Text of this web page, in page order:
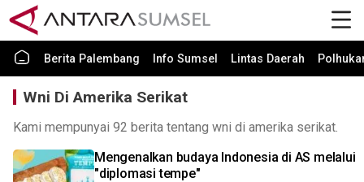
Berita Palembang Info Sumsel Lintas Daerah
Wni Di Amerika Serikat
Kami mempunyai 92 berita tentang wni di amerika serikat.
Mengenalkan budaya Indonesia di AS melalui
"diplomasi tempe"